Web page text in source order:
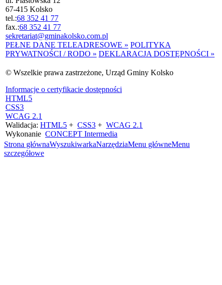
67-415 Kolsko
tel.:68 352 41 77
fax.:68 352 41 77
sekretariat@gminakolsko.com.pl
PEŁNE DANE TELEADRESOWE » POLITYKA
PRYWATNOŚCI / RODO » DEKLARACJA DOSTĘPNOŚCI »
© Wszelkie prawa zastrzeżone, Urząd Gminy Kolsko
Informacje o certyfikacie dostępności
HTML5
CSS3
WCAG 2.1
Walidacja: HTML5 + CSS3 + WCAG 2.1
Wykonanie CONCEPT Intermedia
Strona głównaWyszukiwarkaNarzędziaMenu główneMenu
szczegółowe